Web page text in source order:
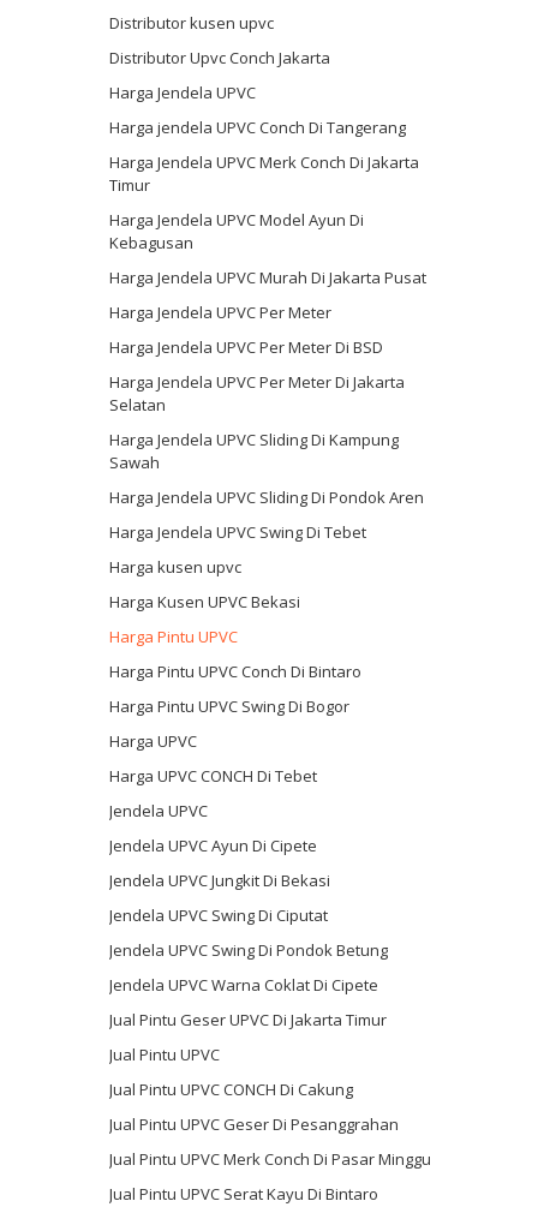
Distributor kusen upvc
Distributor Upvc Conch Jakarta
Harga Jendela UPVC
Harga jendela UPVC Conch Di Tangerang
Harga Jendela UPVC Merk Conch Di Jakarta
Timur
Harga Jendela UPVC Model Ayun Di
Kebagusan
Harga Jendela UPVC Murah Di Jakarta Pusat
Harga Jendela UPVC Per Meter
Harga Jendela UPVC Per Meter Di BSD
Harga Jendela UPVC Per Meter Di Jakarta
Selatan
Harga Jendela UPVC Sliding Di Kampung
Sawah
Harga Jendela UPVC Sliding Di Pondok Aren
Harga Jendela UPVC Swing Di Tebet
Harga kusen upvc
Harga Kusen UPVC Bekasi
Harga Pintu UPVC
Harga Pintu UPVC Conch Di Bintaro
Harga Pintu UPVC Swing Di Bogor
Harga UPVC
Harga UPVC CONCH Di Tebet
Jendela UPVC
Jendela UPVC Ayun Di Cipete
Jendela UPVC Jungkit Di Bekasi
Jendela UPVC Swing Di Ciputat
Jendela UPVC Swing Di Pondok Betung
Jendela UPVC Warna Coklat Di Cipete
Jual Pintu Geser UPVC Di Jakarta Timur
Jual Pintu UPVC
Jual Pintu UPVC CONCH Di Cakung
Jual Pintu UPVC Geser Di Pesanggrahan
Jual Pintu UPVC Merk Conch Di Pasar Minggu
Jual Pintu UPVC Serat Kayu Di Bintaro